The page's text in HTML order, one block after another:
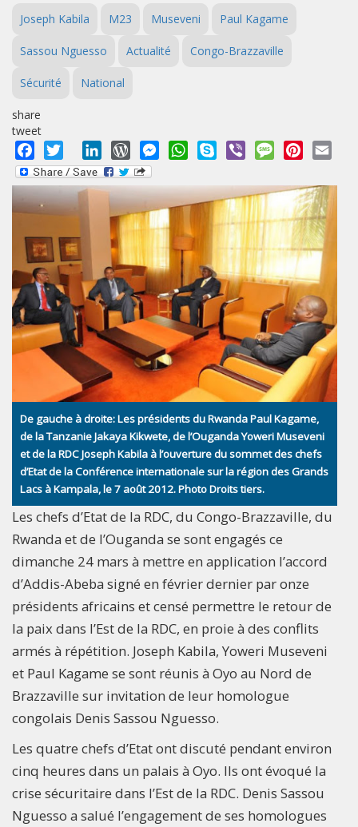
Joseph Kabila M23 Museveni Paul Kagame
Sassou Nguesso Actualité Congo-Brazzaville
Sécurité National
share
tweet
Facebook
Twitter LinkedInWordPressMessengerWhatsApp
Skype Viber MessagePinterest
De gauche à droite: Les présidents du Rwanda Paul Kagame,
de la Tanzanie Jakaya Kikwete, de l’Ouganda Yoweri Museveni
et de la RDC Joseph Kabila à l’ouverture du sommet des chefs
d’Etat de la Conférence internationale sur la région des Grands
Lacs à Kampala, le 7 août 2012. Photo Droits tiers.
Les chefs d’Etat de la RDC, du Congo-Brazzaville, du
Rwanda et de l’Ouganda se sont engagés ce
dimanche 24 mars à mettre en application l’accord
d’Addis-Abeba signé en février dernier par onze
présidents africains et censé permettre le retour de
la paix dans l’Est de la RDC, en proie à des conflits
armés à répétition. Joseph Kabila, Yoweri Museveni
et Paul Kagame se sont réunis à Oyo au Nord de
Brazzaville sur invitation de leur homologue
congolais Denis Sassou Nguesso.
Les quatre chefs d’Etat ont discuté pendant environ
cinq heures dans un palais à Oyo. Ils ont évoqué la
crise sécuritaire dans l’Est de la RDC. Denis Sassou
Nguesso a salué l’engagement de ses homologues